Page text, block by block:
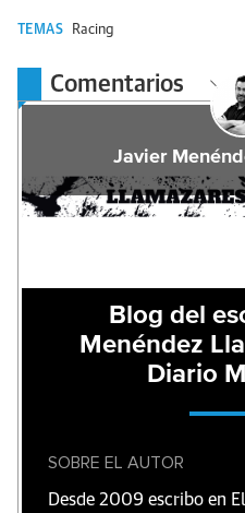
TEMAS Racing
Comentarios
Javier
Blog del
Menéndez
Diario
SOBRE EL AUTOR
Desde 2009 escribo en